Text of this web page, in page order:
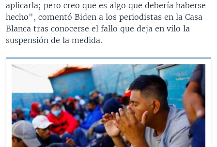
aplicarla; pero creo que es algo que debería haberse
hecho", comentó Biden a los periodistas en la Casa
Blanca tras conocerse el fallo que deja en vilo la
suspensión de la medida.